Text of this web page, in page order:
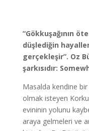
“Gökkuşağının
düşlediğin
gerçekleşir”. Oz
şarkısıdır:
Masalda kendine bir
olmak isteyen
evininin yolunu
araya gelmeleri ve